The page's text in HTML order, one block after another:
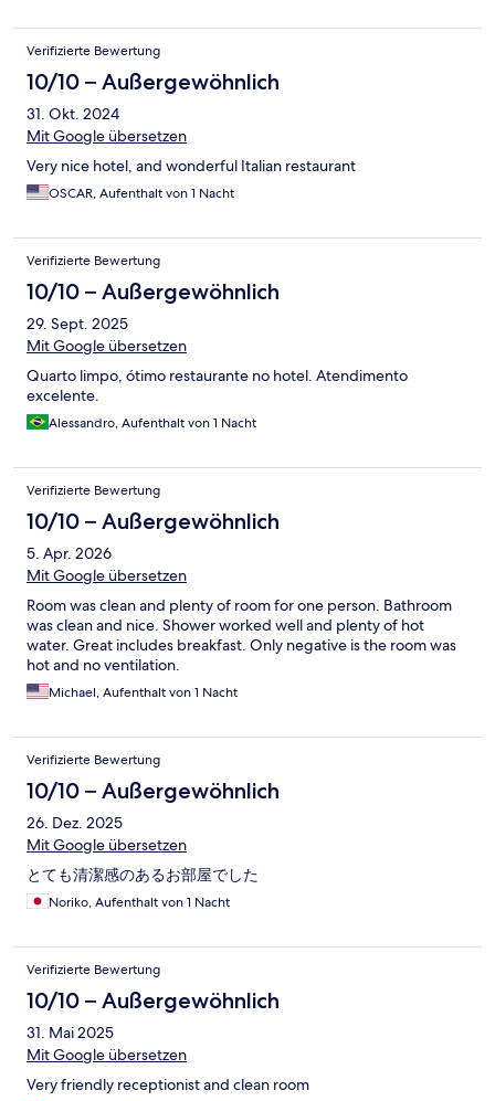
Verifizierte Bewertung
10/10 – Außergewöhnlich
31. Okt. 2024
Mit Google übersetzen
Very nice hotel, and wonderful Italian restaurant
OSCAR, Aufenthalt von 1 Nacht
Verifizierte Bewertung
10/10 – Außergewöhnlich
29. Sept. 2025
Mit Google übersetzen
Quarto limpo, ótimo restaurante no hotel. Atendimento
excelente.
Alessandro, Aufenthalt von 1 Nacht
Verifizierte Bewertung
10/10 – Außergewöhnlich
5. Apr. 2026
Mit Google übersetzen
Room was clean and plenty of room for one person. Bathroom
was clean and nice. Shower worked well and plenty of hot
water. Great includes breakfast. Only negative is the room was
hot and no ventilation.
Michael, Aufenthalt von 1 Nacht
Verifizierte Bewertung
10/10 – Außergewöhnlich
26. Dez. 2025
Mit Google übersetzen
とても清潔感のあるお部屋でした
Noriko, Aufenthalt von 1 Nacht
Verifizierte Bewertung
10/10 – Außergewöhnlich
31. Mai 2025
Mit Google übersetzen
Very friendly receptionist and clean room